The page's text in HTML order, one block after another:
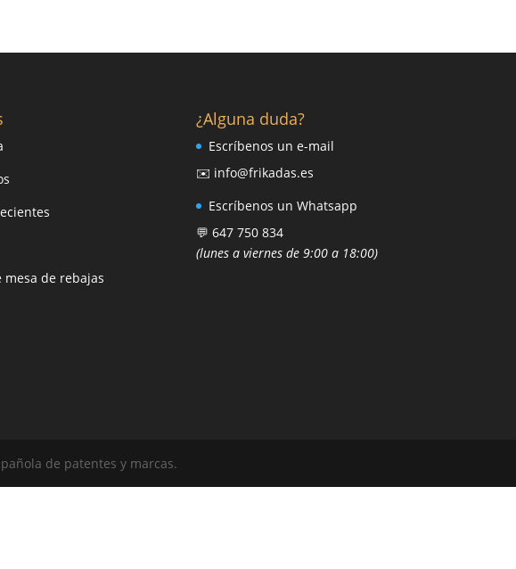
mesa de rebajas
¿Alguna duda?
Escríbenos un e-mail
✉️ info@frikadas.es
Escríbenos un Whatsapp
💬 647 750 834
(lunes a viernes de 9:00 a 18:00)
de patentes y marcas.